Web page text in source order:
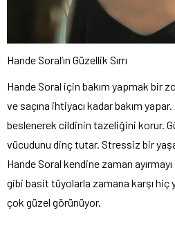
Hande Soral’ın Güzellik Sırrı
Hande Soral için bakım yapmak bir
ve saçına ihtiyacı kadar bakım yapar.
beslenerek cildinin tazeliğini korur.
vücudunu dinç tutar. Stressiz bir
Hande Soral kendine zaman
gibi basit tüyolarla zamana karşı hiç
çok güzel görünüyor.